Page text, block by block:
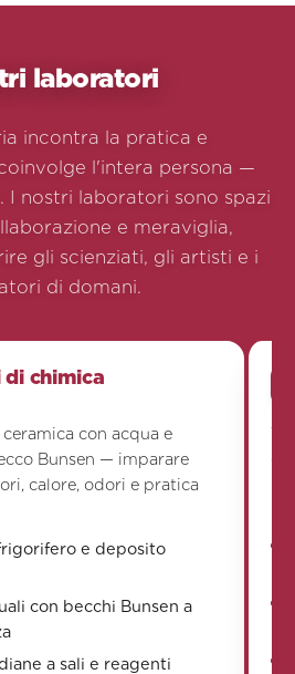
laboratori
incontra la pratica e
l'intera persona —
I nostri laboratori sono spazi
e meraviglia,
gli scienziati, gli artisti e i
di domani.
chimica
con acqua e
Bunsen — imparare
calore, odori e pratica
e deposito
con becchi Bunsen a
a sali e reagenti